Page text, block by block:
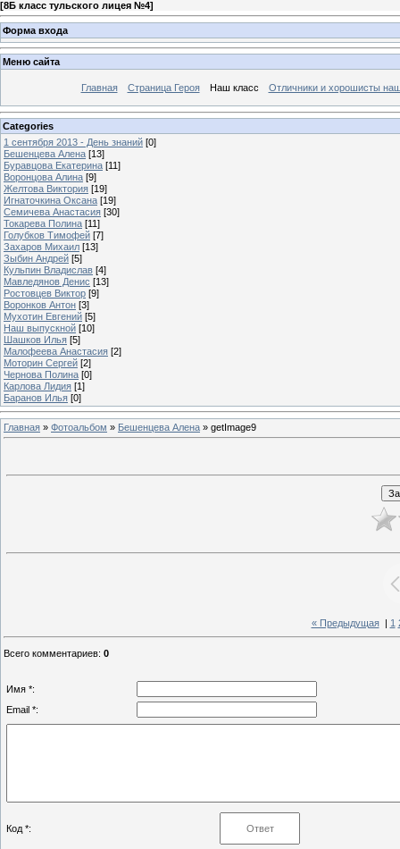
[8Б класс тульского лицея №4]
Форма входа
Меню сайта
Главная Страница Героя Наш класс Отличники и хорошисты
Categories
1 сентября 2013 - День знаний [0]
Бешенцева Алена [13]
Буравцова Екатерина [11]
Воронцова Алина [9]
Желтова Виктория [19]
Игнаточкина Оксана [19]
Семичева Анастасия [30]
Токарева Полина [11]
Голубков Тимофей [7]
Захаров Михаил [13]
Зыбин Андрей [5]
Кульпин Владислав [4]
Мавледянов Денис [13]
Ростовцев Виктор [9]
Воронков Антон [3]
Мухотин Евгений [5]
Наш выпускной [10]
Шашков Илья [5]
Малофеева Анастасия [2]
Моторин Сергей [2]
Чернова Полина [0]
Карлова Лидия [1]
Баранов Илья [0]
Главная » Фотоальбом » Бешенцева Алена » getImage9
« Предыдущая| 1
Всего комментариев: 0
Имя *:
Email *:
Код *: